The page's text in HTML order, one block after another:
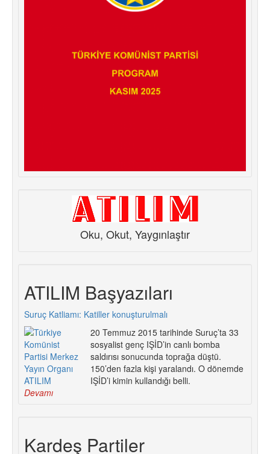
Oku, Okut, Yaygınlaştır
ATILIM Başyazıları
Suruç Katliamı: Katiller konuşturulmalı
20 Temmuz 2015 tarihinde Suruç’ta 33
sosyalist genç IŞİD’in canlı bomba
saldırısı sonucunda toprağa düştü.
150’den fazla kişi yaralandı. O dönemde
IŞİD’i kimin kullandığı belli.
Devamı
Kardeş Partiler